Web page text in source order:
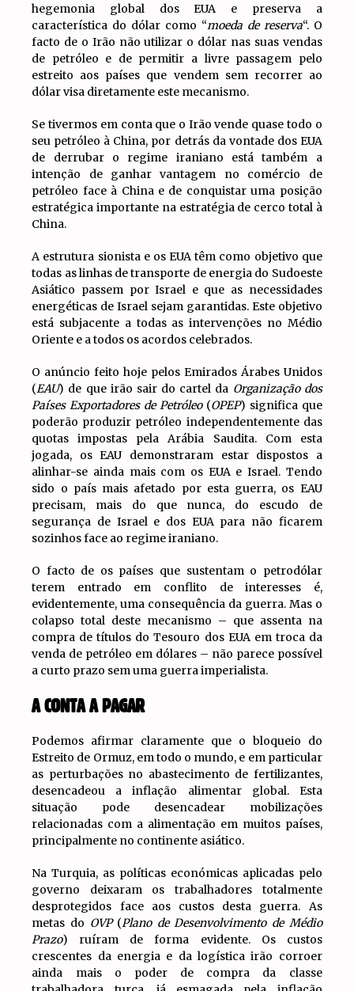
hegemonia global dos EUA e preserva a
característica do dólar como “moeda de reserva“. O
facto de o Irão não utilizar o dólar nas suas vendas
de petróleo e de permitir a livre passagem pelo
estreito aos países que vendem sem recorrer ao
dólar visa diretamente este mecanismo.
Se tivermos em conta que o Irão vende quase todo o
seu petróleo à China, por detrás da vontade dos EUA
de derrubar o regime iraniano está também a
intenção de ganhar vantagem no comércio de
petróleo face à China e de conquistar uma posição
estratégica importante na estratégia de cerco total à
China.
A estrutura sionista e os EUA têm como objetivo que
todas as linhas de transporte de energia do Sudoeste
Asiático passem por Israel e que as necessidades
energéticas de Israel sejam garantidas. Este objetivo
está subjacente a todas as intervenções no Médio
Oriente e a todos os acordos celebrados.
O anúncio feito hoje pelos Emirados Árabes Unidos
(EAU) de que irão sair do cartel da Organização dos
Países Exportadores de Petróleo(OPEP) significa que
poderão produzir petróleo independentemente das
quotas impostas pela Arábia Saudita. Com esta
jogada, os EAU demonstraram estar dispostos a
alinhar-se ainda mais com os EUA e Israel. Tendo
sido o país mais afetado por esta guerra, os EAU
precisam, mais do que nunca, do escudo de
segurança de Israel e dos EUA para não ficarem
sozinhos face ao regime iraniano.
O facto de os países que sustentam o petrodólar
terem entrado em conflito de interesses é,
evidentemente, uma consequência da guerra. Mas o
colapso total deste mecanismo – que assenta na
compra de títulos do Tesouro dos EUA em troca da
venda de petróleo em dólares – não parece possível
a curto prazo sem uma guerra imperialista.
A CONTA A PAGAR
Podemos afirmar claramente que o bloqueio do
Estreito de Ormuz, em todo o mundo, e em particular
as perturbações no abastecimento de fertilizantes,
desencadeou a inflação alimentar global. Esta
situação pode desencadear mobilizações
relacionadas com a alimentação em muitos países,
principalmente no continente asiático.
Na Turquia, as políticas económicas aplicadas pelo
governo deixaram os trabalhadores totalmente
desprotegidos face aos custos desta guerra. As
metas do OVP(Plano de Desenvolvimento de Médio
Prazo) ruíram de forma evidente. Os custos
crescentes da energia e da logística irão corroer
ainda mais o poder de compra da classe